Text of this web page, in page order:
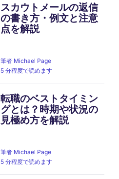
スカウトメールの返信
の書き方・例文と注意
点を解説
筆者 Michael Page
5 分程度で読めます
転職のベストタイミン
グとは？時期や状況の
見極め方を解説
筆者 Michael Page
5 分程度で読めます